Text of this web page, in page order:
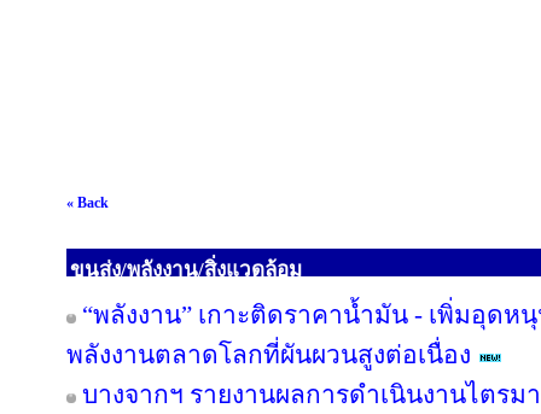
« Back
ขนส่ง/พลังงาน/สิ่งแวดล้อม
“พลังงาน” เกาะติดราคาน้ำมัน - เพิ่มอุดห
พลังงานตลาดโลกที่ผันผวนสูงต่อเนื่อง
บางจากฯ รายงานผลการดำเนินงานไตรม